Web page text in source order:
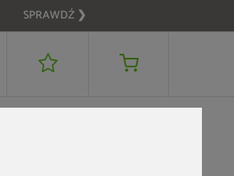
SPRAWDŹ ❯
DODAJ DO KOSZYKA